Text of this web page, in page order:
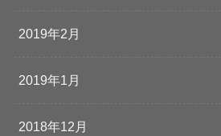
2019年2月
2019年1月
2018年12月